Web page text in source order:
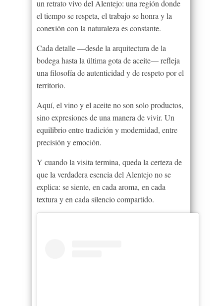
un retrato vivo del Alentejo: una región donde
el tiempo se respeta, el trabajo se honra y la
conexión con la naturaleza es constante.
Cada detalle —desde la arquitectura de la
bodega hasta la última gota de aceite— refleja
una filosofía de autenticidad y de respeto por el
territorio.
Aquí, el vino y el aceite no son solo productos,
sino expresiones de una manera de vivir. Un
equilibrio entre tradición y modernidad, entre
precisión y emoción.
Y cuando la visita termina, queda la certeza de
que la verdadera esencia del Alentejo no se
explica: se siente, en cada aroma, en cada
textura y en cada silencio compartido.